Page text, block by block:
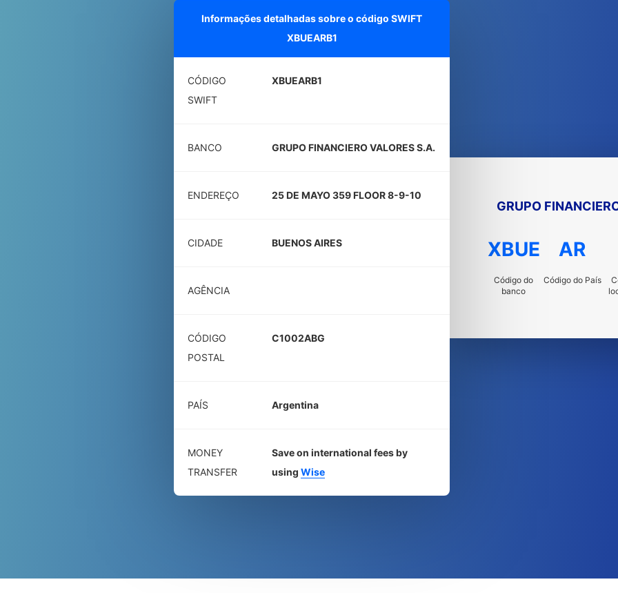
Informações detalhadas sobre o código SWIFT
XBUEARB1
CÓDIGO
SWIFT
XBUEARB1
BANCO GRUPO FINANCIERO VALORES S.A.
ENDEREÇO 25 DE MAYO 359 FLOOR 8-9-10
CIDADE BUENOS AIRES
AGÊNCIA
CÓDIGO
POSTAL
C1002ABG
PAÍS Argentina
MONEY
TRANSFER
Save on international fees by
using Wise
GRUPO
XBUE
Código do
banco
AR
Código do País